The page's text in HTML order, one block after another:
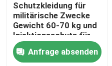
Zu Hause
Schutzkleidung für
militärische Zwecke
Gewicht 60-70 kg und
Injektionsschutz für
Größe/Körpergröße/
Anfrage absenden